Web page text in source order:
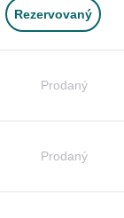
Rezervovaný
Prodaný
Prodaný